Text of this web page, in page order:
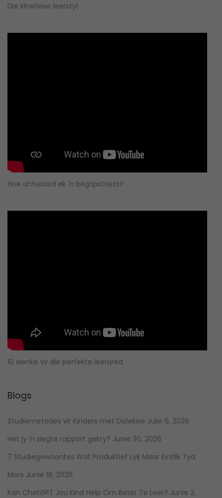
Die kinetiese leerstyl
Hoe antwoord ek 'n begripstoets?
10 wenke vir die perfekte leerarea
Blogs
Studiemetodes vir Kinders met Disleksie Julie 6, 2026
Het jy ‘n slegte rapport gekry? Junie 30, 2026
7 Studiegewoontes Wat Produktief Lyk Maar Eintlik Tyd
Mors Junie 18, 2026
Kan ChatGPT Jou Kind Help Om Beter Te Leer? Junie 2,